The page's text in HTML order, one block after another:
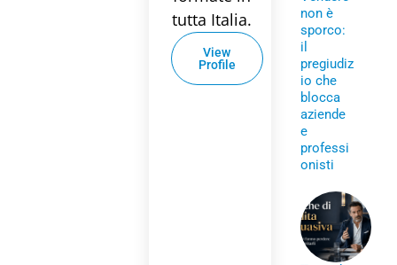
tutta Italia.
View
Profile
non è
sporco:
il
pregiudiz
io che
blocca
aziende
e
professi
onisti